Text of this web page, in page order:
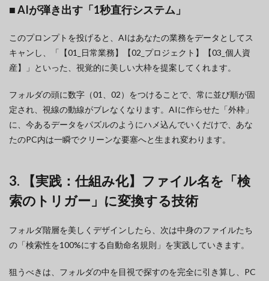
■ AIが弾き出す「1秒直行システム」
このプロンプトを投げると、AIはあなたの業務をデータとしてス
キャンし、「【01_日常業務】【02_プロジェクト】【03_個人資
産】」といった、視覚的に美しい大枠を提案してくれます。
フォルダの頭に数字（01、02）をつけることで、常に並び順が固
定され、視線の動線がブレなくなります。AIに作らせた「外枠」
に、今あるデータをパズルのようにハメ込んでいくだけで、あな
たのPC内は一瞬でクリーンな要塞へと生まれ変わります。
3. 【実践：仕組み化】ファイル名を「検
索のトリガー」に変換する技術
フォルダ階層を美しくデザインしたら、次は中身のファイルたち
の「検索性を100%にする自動命名規則」を実践していきます。
狙うべきは、フォルダの中を目視で探すのを完全に引き算し、PC